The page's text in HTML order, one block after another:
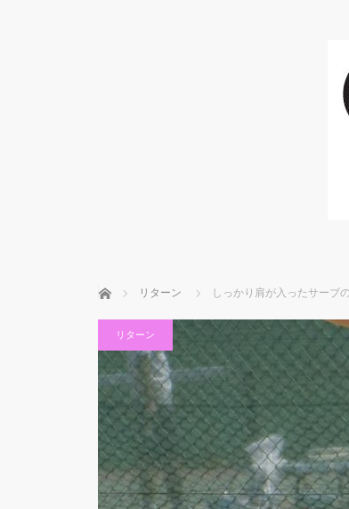
ホーム リターン しっかり肩が入ったサーブ
リターン